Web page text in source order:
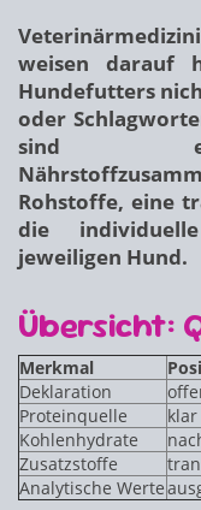
weisen darauf
Hundefutters
oder
sind
Rohstoffe, eine
die
jeweiligen Hund.
Übersicht:
Merkmal
Deklaration
Proteinquelle
Kohlenhydrate
Zusatzstoffe
Analytische Werte